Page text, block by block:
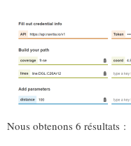
Nous obtenons 6 résultats :